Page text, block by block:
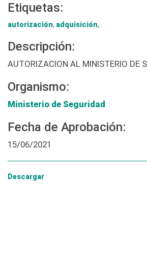
Etiquetas:
autorización, adquisición,
Descripción:
AUTORIZACION AL MINISTERIO DE
Organismo:
Ministerio de Seguridad
Fecha de Aprobación:
15/06/2021
Descargar